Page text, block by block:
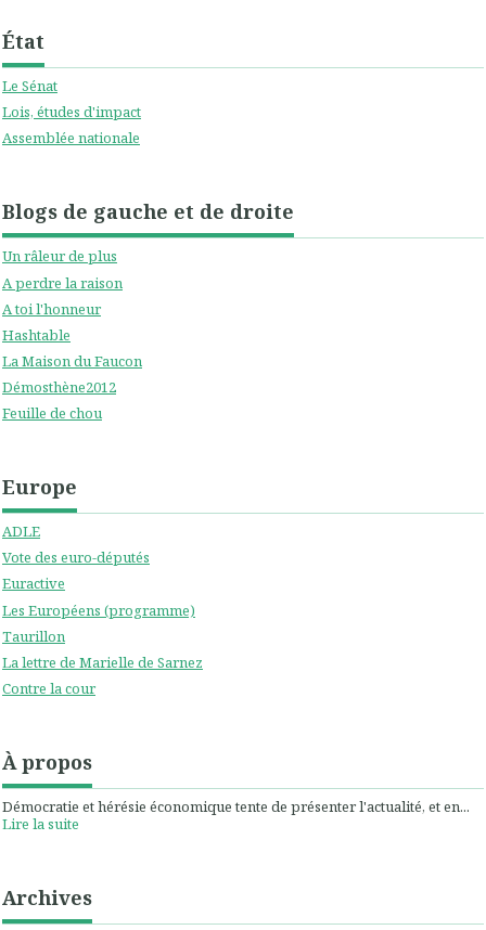
État
Le Sénat
Lois, études d'impact
Assemblée nationale
Blogs de gauche et de droite
Un râleur de plus
A perdre la raison
A toi l'honneur
Hashtable
La Maison du Faucon
Démosthène2012
Feuille de chou
Europe
ADLE
Vote des euro-députés
Euractive
Les Européens (programme)
Taurillon
La lettre de Marielle de Sarnez
Contre la cour
À propos
Démocratie et hérésie économique tente de présenter l'actualité, et en...
Lire la suite
Archives